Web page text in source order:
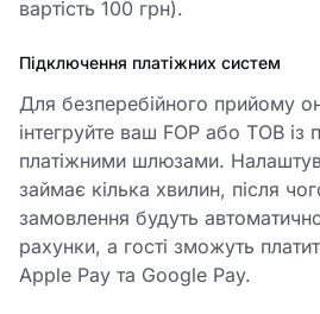
вартість 100 грн).
Підключення платіжних систем
Для безперебійного прийому
інтегруйте ваш FOP або ТОВ із
платіжними шлюзами.
займає кілька хвилин, після
замовлення будуть
рахунки, а гості зможуть
Apple Pay та Google Pay.